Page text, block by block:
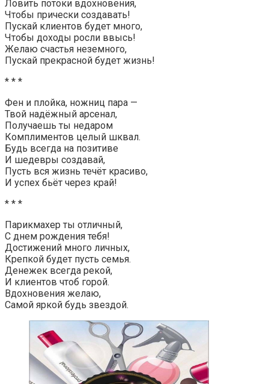
Ловить потоки вдохновения,
Чтобы прически создавать!
Пускай клиентов будет много,
Чтобы доходы росли ввысь!
Желаю счастья неземного,
Пускай прекрасной будет жизнь!
* * *
Фен и плойка, ножниц пара —
Твой надёжный арсенал,
Получаешь ты недаром
Комплиментов целый шквал.
Будь всегда на позитиве
И шедевры создавай,
Пусть вся жизнь течёт красиво,
И успех бьёт через край!
* * *
Парикмахер ты отличный,
С днем рождения тебя!
Достижений много личных,
Крепкой будет пусть семья.
Денежек всегда рекой,
И клиентов чтоб горой.
Вдохновения желаю,
Самой яркой будь звездой.